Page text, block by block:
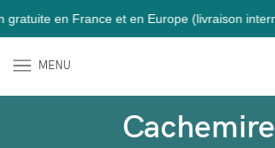
et en Europe (livraison internationale).
MENU
Cachemire